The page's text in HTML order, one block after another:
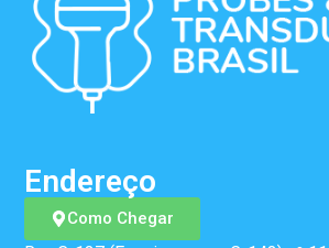
Como Chegar
Endereço